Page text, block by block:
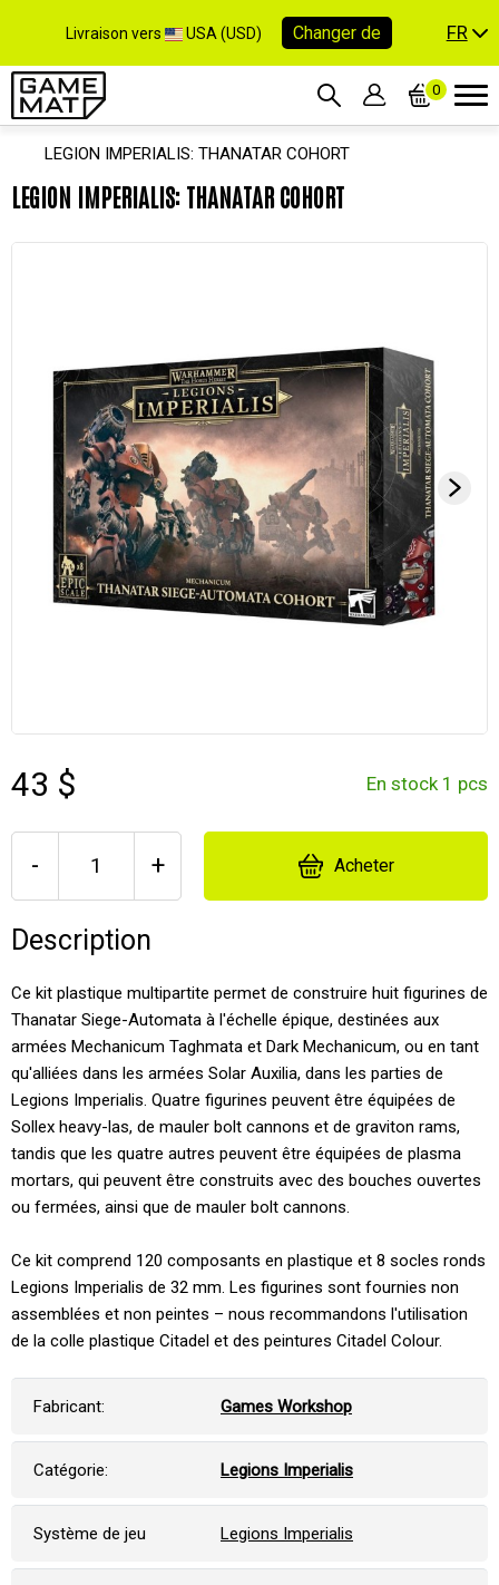
Livraison vers USA (USD) Changer de FR
0
LEGION IMPERIALIS: THANATAR COHORT
LEGION IMPERIALIS: THANATAR COHORT
43 $ En stock 1 pcs
- + Acheter
Description
Ce kit plastique multipartite permet de construire huit figurines de
Thanatar Siege-Automata à l'échelle épique, destinées aux
armées Mechanicum Taghmata et Dark Mechanicum, ou en tant
qu'alliées dans les armées Solar Auxilia, dans les parties de
Legions Imperialis. Quatre figurines peuvent être équipées de
Sollex heavy-las, de mauler bolt cannons et de graviton rams,
tandis que les quatre autres peuvent être équipées de plasma
mortars, qui peuvent être construits avec des bouches ouvertes
ou fermées, ainsi que de mauler bolt cannons.
Ce kit comprend 120 composants en plastique et 8 socles ronds
Legions Imperialis de 32 mm. Les figurines sont fournies non
assemblées et non peintes – nous recommandons l'utilisation
de la colle plastique Citadel et des peintures Citadel Colour.
Fabricant: Games Workshop
Catégorie: Legions Imperialis
Système de jeu Legions Imperialis